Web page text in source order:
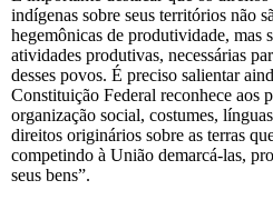
indígenas sobre seus territórios não
hegemônicas de produtividade, mas
atividades produtivas, necessárias
desses povos. É preciso salientar
Constituição Federal reconhece aos
organização social, costumes,
direitos originários sobre as terras
competindo à União demarcá-las,
seus bens”.